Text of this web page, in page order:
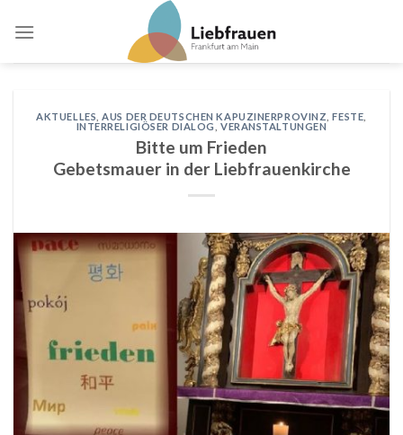
AKTUELLES ,AUS DER DEUTSCHEN KAPUZINERPROVINZ ,FESTE
INTERRELIGIÖSER DIALOG
,VERANSTALTUNGEN
Bitte um Frieden
Gebetsmauer in der Liebfrauenkirche